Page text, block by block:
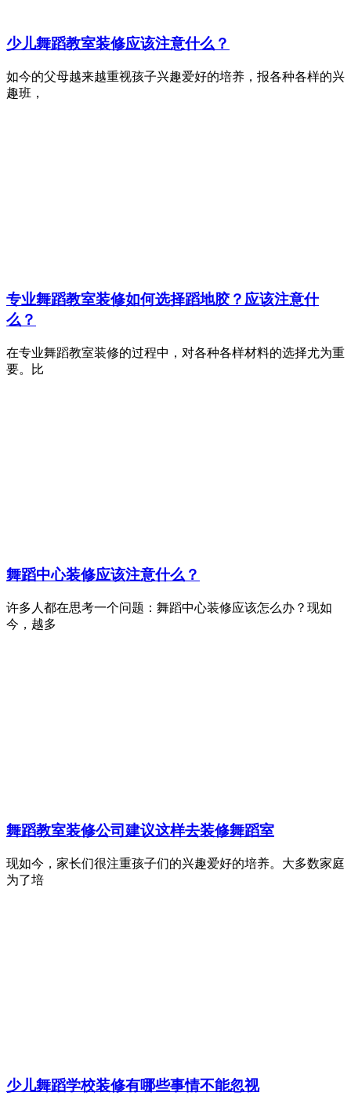
少儿舞蹈教室装修应该注意什么？
如今的父母越来越重视孩子兴趣爱好的培养，报各种各样的兴
趣班，
专业舞蹈教室装修如何选择蹈地胶？应该注意什
么？
在专业舞蹈教室装修的过程中，对各种各样材料的选择尤为重
要。比
舞蹈中心装修应该注意什么？
许多人都在思考一个问题：舞蹈中心装修应该怎么办？现如
今，越多
舞蹈教室装修公司建议这样去装修舞蹈室
现如今，家长们很注重孩子们的兴趣爱好的培养。大多数家庭
为了培
少儿舞蹈学校装修有哪些事情不能忽视